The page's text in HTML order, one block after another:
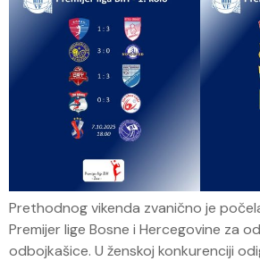
Prethodnog vikenda zvanično je
Premijer lige Bosne i Hercegovine za
odbojkašice. U ženskoj konkurenciji